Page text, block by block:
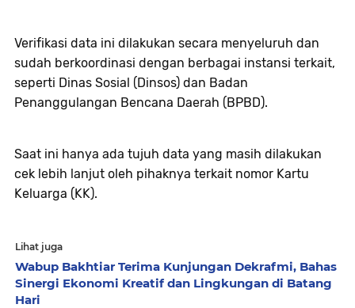
Verifikasi data ini dilakukan secara menyeluruh dan
sudah berkoordinasi dengan berbagai instansi terkait,
seperti Dinas Sosial (Dinsos) dan Badan
Penanggulangan Bencana Daerah (BPBD).
Saat ini hanya ada tujuh data yang masih dilakukan
cek lebih lanjut oleh pihaknya terkait nomor Kartu
Keluarga (KK).
Lihat juga
Wabup Bakhtiar Terima Kunjungan Dekrafmi, Bahas
Sinergi Ekonomi Kreatif dan Lingkungan di Batang
Hari